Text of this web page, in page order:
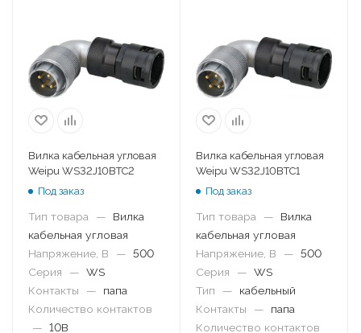
Вилка кабельная угловая
Weipu WS32J10BTC2
Под заказ
Тип товара —
Вилка
кабельная угловая
Напряжение, В
— 500
Серия
— WS
Контакты
—
папа
Количество контактов
— 10B
Вилка кабельная угловая
Weipu WS32J10BTC1
Под заказ
Тип товара —
Вилка
кабельная угловая
Напряжение, В
— 500
Серия
— WS
Тип
—
кабельный
Контакты
—
папа
Количество контактов